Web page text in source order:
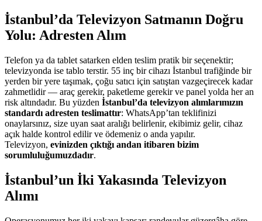
İstanbul’da Televizyon Satmanın Doğru
Yolu: Adresten Alım
Telefon ya da tablet satarken elden teslim pratik bir seçenektir;
televizyonda ise tablo terstir. 55 inç bir cihazı İstanbul trafiğinde bir
yerden bir yere taşımak, çoğu satıcı için satıştan vazgeçirecek kadar
zahmetlidir — araç gerekir, paketleme gerekir ve panel yolda her an
risk altındadır. Bu yüzden İstanbul’da televizyon alımlarımızın
standardı adresten teslimattır: WhatsApp’tan teklifinizi
onaylarsınız, size uyan saat aralığı belirlenir, ekibimiz gelir, cihaz
açık halde kontrol edilir ve ödemeniz o anda yapılır.
Televizyon, evinizden çıktığı andan itibaren bizim
sorumluluğumuzdadır.
İstanbul’un İki Yakasında Televizyon
Alımı